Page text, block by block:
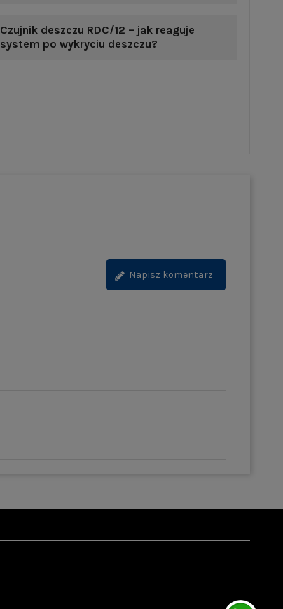
Czujnik deszczu RDC/12 – jak reaguje
system po wykryciu deszczu?
Napisz komentarz